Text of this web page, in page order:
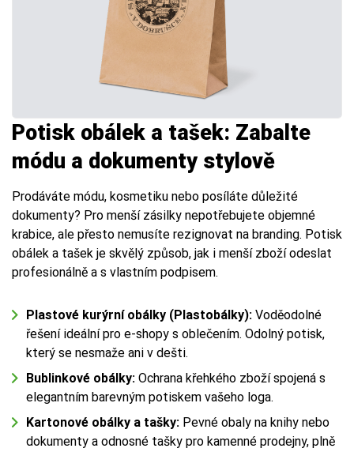
Potisk obálek a tašek: Zabalte
módu a dokumenty stylově
Prodáváte módu, kosmetiku nebo posíláte důležité
dokumenty? Pro menší zásilky nepotřebujete objemné
krabice, ale přesto nemusíte rezignovat na branding. Potisk
obálek a tašek je skvělý způsob, jak i menší zboží odeslat
profesionálně a s vlastním podpisem.
Plastové kurýrní obálky (Plastobálky): Voděodolné
řešení ideální pro e-shopy s oblečením. Odolný potisk,
který se nesmaže ani v dešti.
Bublinkové obálky: Ochrana křehkého zboží spojená s
elegantním barevným potiskem vašeho loga.
Kartonové obálky a tašky: Pevné obaly na knihy nebo
dokumenty a odnosné tašky pro kamenné prodejny, plně